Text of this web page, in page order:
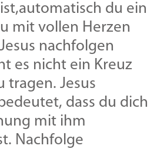
du ein
mit vollen Herzen
nachfolgen
es nicht ein Kreuz
tragen. Jesus
dass du dich
mit ihm
Nachfolge